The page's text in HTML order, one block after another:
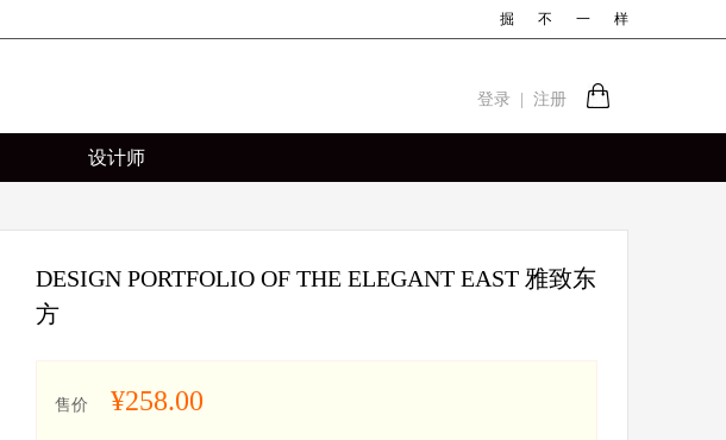
掘 不 一 样
登录 注册
设计师
DESIGN PORTFOLIO OF THE ELEGANT EAST 雅致东
方
售价 ¥258.00